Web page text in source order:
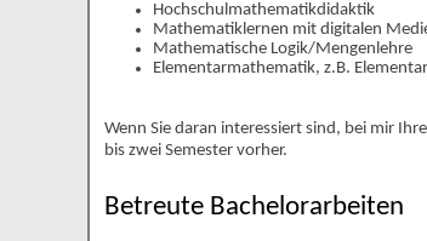
Hochschulmathematikdidaktik
Mathematiklernen mit digitalen
Mathematische Logik/Mengenlehre
Elementarmathematik, z.B.
Wenn Sie daran interessiert sind, bei mir
bis zwei Semester vorher.
Betreute Bachelorarbeiten